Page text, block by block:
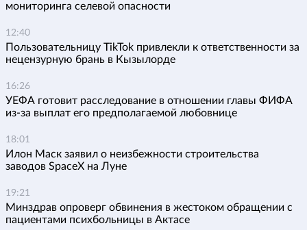
мониторинга селевой опасности
12:40
Пользовательницу TikTok привлекли к ответственности за
нецензурную брань в Кызылорде
16:26
УЕФА готовит расследование в отношении главы ФИФА
из-за выплат его предполагаемой любовнице
18:01
Илон Маск заявил о неизбежности строительства
заводов SpaceX на Луне
19:21
Минздрав опроверг обвинения в жестоком обращении с
пациентами психбольницы в Актасе